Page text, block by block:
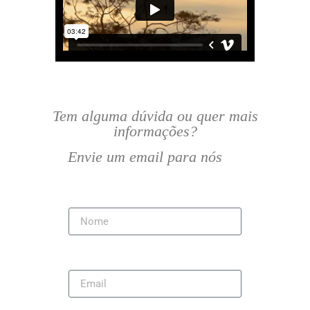
Tem alguma dúvida ou quer mais
informações?
Envie um email para nós